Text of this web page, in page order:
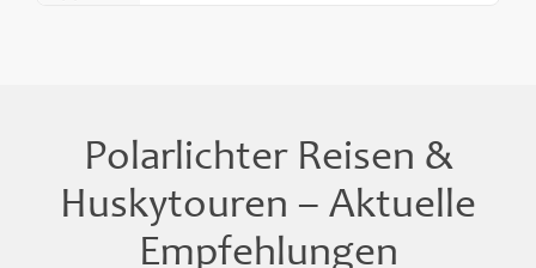
Polarlichter Reisen &
Huskytouren – Aktuelle
Empfehlungen